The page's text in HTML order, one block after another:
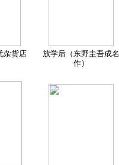
杂货店
放学后（东野圭吾成名
作）